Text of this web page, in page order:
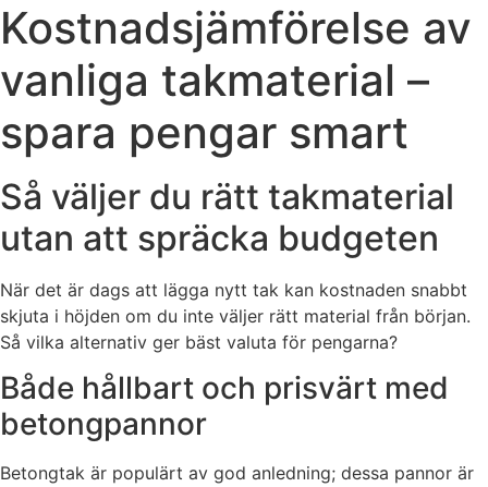
Kostnadsjämförelse av
vanliga takmaterial –
spara pengar smart
Så väljer du rätt takmaterial
utan att spräcka budgeten
När det är dags att lägga nytt tak kan kostnaden snabbt
skjuta i höjden om du inte väljer rätt material från början.
Så vilka alternativ ger bäst valuta för pengarna?
Både hållbart och prisvärt med
betongpannor
Betongtak är populärt av god anledning; dessa pannor är